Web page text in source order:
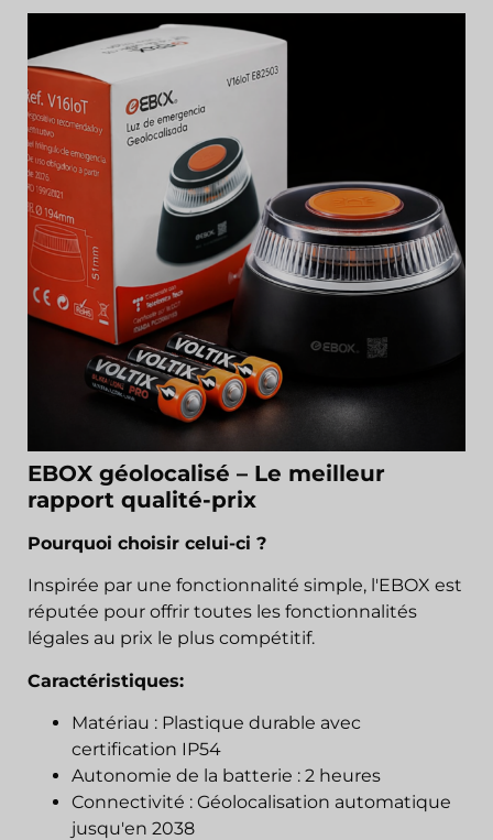
EBOX géolocalisé – Le meilleur
rapport qualité-prix
Pourquoi choisir celui-ci ?
Inspirée par une fonctionnalité simple, l'EBOX est
réputée pour offrir toutes les fonctionnalités
légales au prix le plus compétitif.
Caractéristiques:
Matériau : Plastique durable avec
certification IP54
Autonomie de la batterie : 2 heures
Connectivité : Géolocalisation automatique
jusqu'en 2038